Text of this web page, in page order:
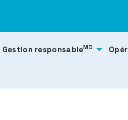
Gestion responsableMD